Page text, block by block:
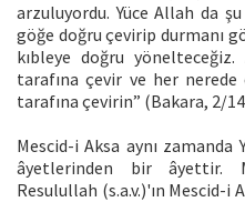
arzuluyordu. Yüce Allah da
göğe doğru çevirip durmanı
kıbleye doğru
tarafına çevir ve her
tarafına çevirin” (Bakara, 2/
Mescid-i Aksa aynı zamanda
âyetlerinden bir âyettir.
Resulullah (s.a.v.)'ın Mescid-